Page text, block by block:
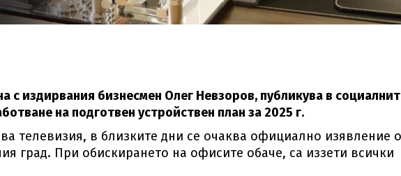
с издирвания бизнесмен Олег Невзоров, публикува в
на подготвен устройствен план за 2025 г.
телевизия, в близките дни се очаква официално изявление
град. При обискирането на офисите обаче, са иззети всички